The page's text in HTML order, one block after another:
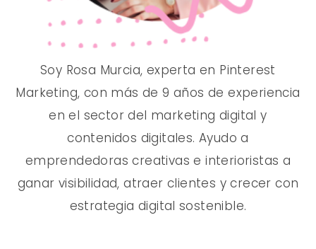
Soy Rosa Murcia, experta en Pinterest
Marketing, con más de 9 años de experiencia
en el sector del marketing digital y
contenidos digitales. Ayudo a
emprendedoras creativas e interioristas a
ganar visibilidad, atraer clientes y crecer con
estrategia digital sostenible.